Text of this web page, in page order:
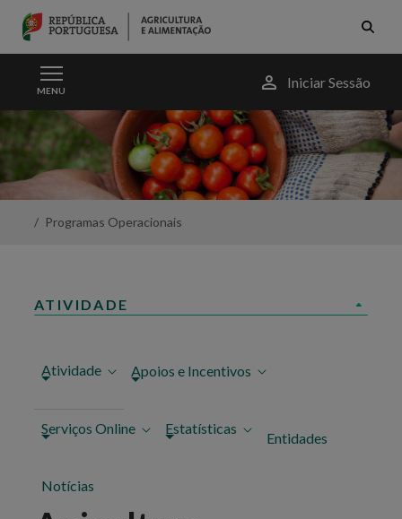
Skip to Main Content
MENU
Menu
utilizador
Iniciar Sessão
Apicultura
Programas Operacionais
ATIVIDADE
Atividade Apoios e Incentivos
Serviços Online Estatísticas
Entidades
Notícias